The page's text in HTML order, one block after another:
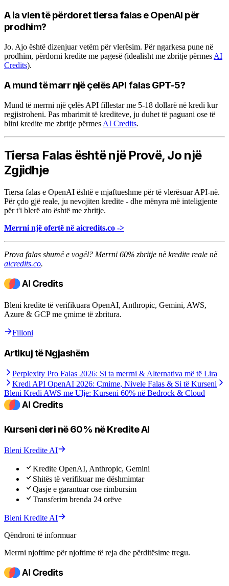
A ia vlen të përdoret tiersa falas e OpenAI për
prodhim?
Jo. Ajo është dizenjuar vetëm për vlerësim. Për ngarkesa pune në
prodhim, përdorni kredite me pagesë (idealisht me zbritje përmes AI
Credits).
A mund të marr një çelës API falas GPT-5?
Mund të merrni një çelës API fillestar me 5-18 dollarë në kredi kur
regjistroheni. Pas mbarimit të krediteve, ju duhet të paguani ose të
blini kredite me zbritje përmes AI Credits.
Tiersa Falas është një Provë, Jo një
Zgjidhje
Tiersa falas e OpenAI është e mjaftueshme për të vlerësuar API-në.
Për çdo gjë reale, ju nevojiten kredite - dhe mënyra më inteligjente
për t'i blerë ato është me zbritje.
Merrni një ofertë në aicredits.co ->
Prova falas shumë e vogël? Merrni 60% zbritje në kredite reale në
aicredits.co.
Bleni kredite të verifikuara OpenAI, Anthropic, Gemini, AWS,
Azure & GCP me çmime të zbritura.
Filloni
Artikuj të Ngjashëm
Perplexity Pro Falas 2026: Si ta merrni & Alternativa më të Lira
Kredi API OpenAI 2026: Çmime, Nivele Falas & Si të Kurseni
Bleni Kredi AWS me Ulje: Kurseni 60% në Bedrock & Cloud
Kurseni deri në 60% në Kredite AI
Bleni Kredite AI
Kredite OpenAI, Anthropic, Gemini
Shitës të verifikuar me dëshmimtar
Qasje e garantuar ose rimbursim
Transferim brenda 24 orëve
Bleni Kredite AI
Qëndroni të informuar
Merrni njoftime për njoftime të reja dhe përditësime tregu.